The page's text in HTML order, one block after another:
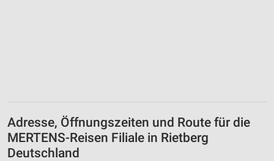
Adresse, Öffnungszeiten und Route für die
MERTENS-Reisen Filiale in Rietberg
Deutschland
Messung der Performance von Inhalten
Analyse von Zielgruppen durch Statistiken oder
Kombinationen von Daten aus verschiedenen